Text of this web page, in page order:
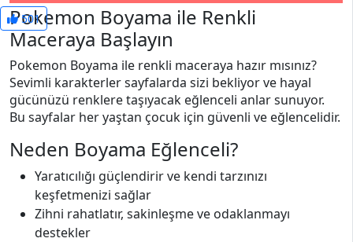
501
Pokemon Boyama ile Renkli
Maceraya Başlayın
Pokemon Boyama ile renkli maceraya hazır mısınız?
Sevimli karakterler sayfalarda sizi bekliyor ve hayal
gücünüzü renklere taşıyacak eğlenceli anlar sunuyor.
Bu sayfalar her yaştan çocuk için güvenli ve eğlencelidir.
Neden Boyama Eğlenceli?
Yaratıcılığı güçlendirir ve kendi tarzınızı
keşfetmenizi sağlar
Zihni rahatlatır, sakinleşme ve odaklanmayı
destekler